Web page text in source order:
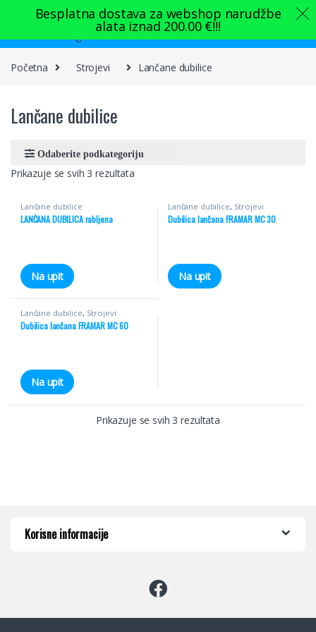
Skip to navigation
Skip to content
Početna Strojevi Lančane dubilice
Lančane dubilice
Prikazuje se svih 3 rezultata
Lančane dubilice
LANČANA DUBILICA rabljena
Na upit
Lančane dubilice, Strojevi
Dubilica lančana FRAMAR MC 30
Na upit
Lančane dubilice, Strojevi
Dubilica lančana FRAMAR MC 60
Na upit
Prikazuje se svih 3 rezultata
Korisne informacije
Besplatna dostava za webshop narudžbe
alata iznad 200.00 €!!!